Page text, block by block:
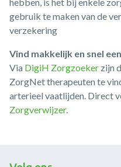
gebruik te maken van de
verzekering
Vind makkelijk en snel
Via DigiH Zorgzoeker zijn
ZorgNet therapeuten te
arterieel vaatlijden. Direct
Zorgverwijzer.